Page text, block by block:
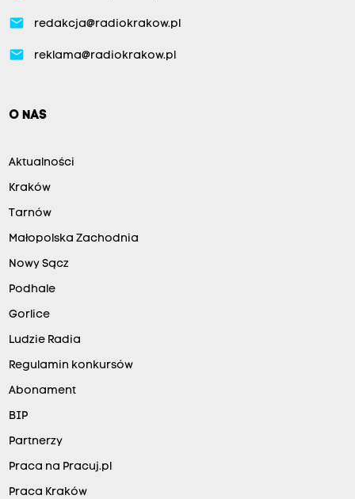
email redakcja@radiokrakow.pl
email reklama@radiokrakow.pl
O NAS
Aktualności
Kraków
Tarnów
Małopolska Zachodnia
Nowy Sącz
Podhale
Gorlice
Ludzie Radia
Regulamin konkursów
Abonament
BIP
Partnerzy
Praca na Pracuj.pl
Praca Kraków